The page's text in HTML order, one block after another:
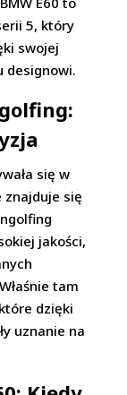
5, który
swojej
designowi.
się w
znajduje się
jakości,
tam
dzięki
uznanie na